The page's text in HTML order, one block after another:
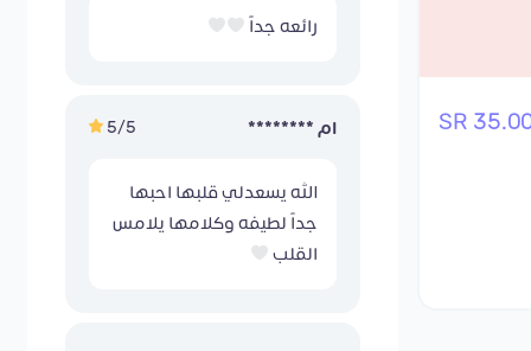
35.00
رائعه جداً
ام ******** 5/5
الله يسعدلي قلبها احبها
جداً لطيفه وكلامها يلامس
القلب